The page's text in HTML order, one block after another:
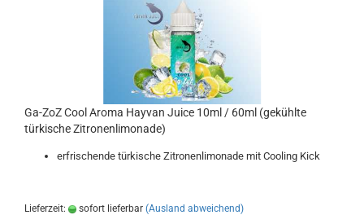
Ga-ZoZ Cool Aroma Hayvan Juice 10ml / 60ml (gekühlte
türkische Zitronenlimonade)
erfrischende türkische Zitronenlimonade mit Cooling Kick
Lieferzeit: sofort lieferbar (Ausland abweichend)